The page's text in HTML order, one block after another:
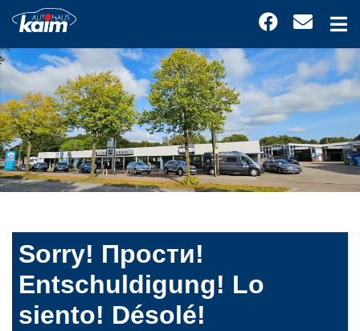
Sorry! Прости!
Entschuldigung! Lo
siento! Désolé!